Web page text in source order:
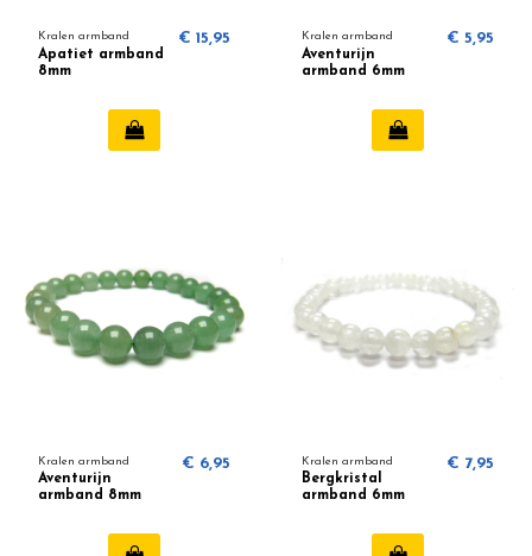
Kralen armband
Apatiet armband
8mm
€ 15,95 Kralen armband
Aventurijn
armband 6mm
€ 5,95
Kralen armband
Aventurijn
armband 8mm
€ 6,95 Kralen armband
Bergkristal
armband 6mm
€ 7,95